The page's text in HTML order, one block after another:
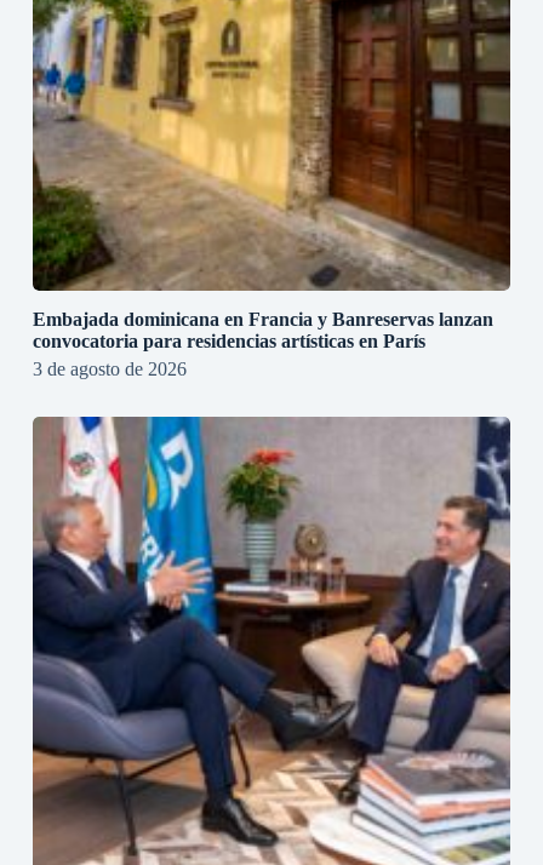
Embajada dominicana en Francia y Banreservas lanzan
convocatoria para residencias artísticas en París
3 de agosto de 2026